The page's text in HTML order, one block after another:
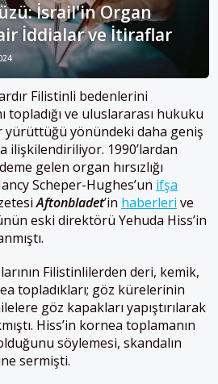
İsrail'in Organ
İddialar ve İtiraflar
Filistinli bedenlerini
topladığı ve uluslararası hukuku
yürüttüğü yönündeki daha geniş
ilişkilendiriliyor. 1990’lardan
gelen organ hırsızlığı
Scheper-Hughes’un ifşa
Aftonbladet’in haberleri ve
eski direktörü Yehuda Hiss’in
Filistinlilerden deri, kemik,
topladıkları; göz kürelerinin
göz kapakları yapıştırılarak
Hiss’in kornea toplamanın
söylemesi, skandalın
sermişti.